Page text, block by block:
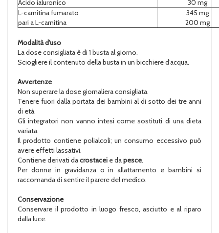
Acido ialuronico
30 mg
L-carnitina fumarato
pari a L-carnitina
345 mg
200 mg
Modalità d'uso
La dose consigliata è di 1 busta al giorno.
Sciogliere il contenuto della busta in un bicchiere d’acqua.
Avvertenze
Non superare la dose giornaliera consigliata.
Tenere fuori dalla portata dei bambini al di sotto dei tre anni
di età.
Gli integratori non vanno intesi come sostituti di una dieta
variata.
Il prodotto contiene polialcoli; un consumo eccessivo può
avere effetti lassativi.
Contiene derivati dacrostacei e dapesce.
Per donne in gravidanza o in allattamento e bambini si
raccomanda di sentire il parere del medico.
Conservazione
Conservare il prodotto in luogo fresco, asciutto e al riparo
dalla luce.